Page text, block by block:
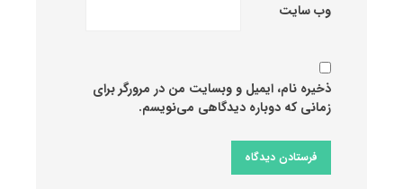
وب‌ سایت
ذخیره نام، ایمیل و وبسایت من در مرورگر برای
زمانی که دوباره دیدگاهی می‌نویسم.